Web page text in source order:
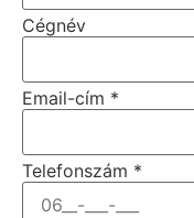
Cégnév
Email-cím *
Telefonszám *